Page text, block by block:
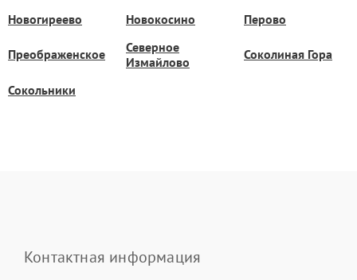
Новогиреево Новокосино Перово
Преображенское
Северное
Измайлово
Соколиная Гора
Сокольники
Контактная информация